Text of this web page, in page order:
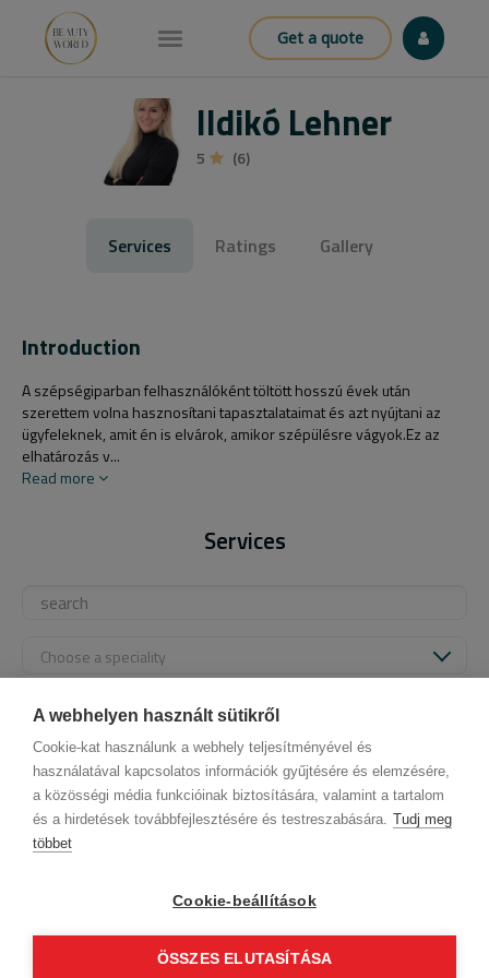
A webhelyen használt sütikről
Cookie-kat használunk a webhely teljesítményével és
használatával kapcsolatos információk gyűjtésére és elemzésére,
a közösségi média funkcióinak biztosítására, valamint a tartalom
és a hirdetések továbbfejlesztésére és testreszabására. Tudj meg
többet
Cookie-beállítások
ÖSSZES ELUTASÍTÁSA
Get a quote
Ildikó Lehner
5 (6)
Services Ratings Gallery
Introduction
A szépségiparban felhasználóként töltött hosszú évek után
szerettem volna hasznosítani tapasztalataimat és azt nyújtani az
ügyfeleknek, amit én is elvárok, amikor szépülésre vágyok.Ez az
elhatározás v...
Read more
Services
Choose a speciality
Default order
GTC (Subscriber Customer)
Follow us!